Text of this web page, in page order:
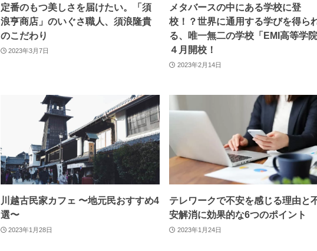
定番のもつ美しさを届けたい。「須
浪亨商店」のいぐさ職人、須浪隆貴
のこだわり
2023年3月7日
メタバースの中にある学校に登
校！？世界に通用する学びを得ら
る、唯一無二の学校「EMI高等学
４月開校！
2023年2月14日
川越古民家カフェ 〜地元民おすすめ4
選〜
2023年1月28日
テレワークで不安を感じる理由と
安解消に効果的な6つのポイント
2023年1月24日